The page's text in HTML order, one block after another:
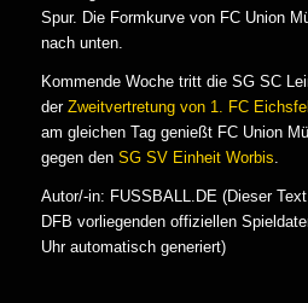
Spur. Die Formkurve von FC Union
nach unten.
Kommende Woche tritt die SG SC
der Zweitvertretung von 1. FC
am gleichen Tag genießt FC Union
gegen den SG SV Einheit Worbis
Autor/-in: FUSSBALL.DE (Dieser
DFB vorliegenden offiziellen
Uhr automatisch generiert)